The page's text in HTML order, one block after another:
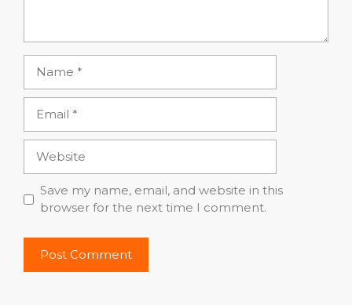
Save my name, email, and website in this
browser for the next time I comment.